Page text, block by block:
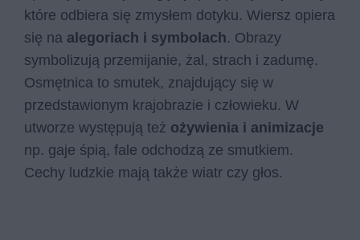
które odbiera się zmysłem dotyku. Wiersz opiera
się na alegoriach i symbolach. Obrazy
symbolizują przemijanie, żal, strach i zadumę.
Osmętnica to smutek, znajdujący się w
przedstawionym krajobrazie i człowieku. W
utworze występują też ożywienia i animizacje
np. gaje śpią, fale odchodzą ze smutkiem.
Cechy ludzkie mają także wiatr czy głos.